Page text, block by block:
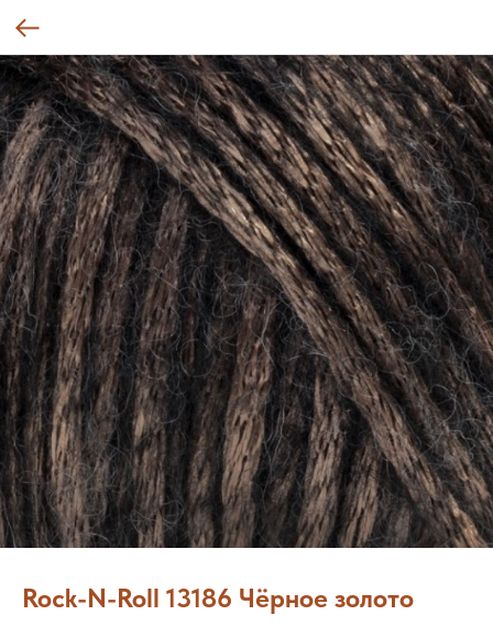
Rock-N-Roll 13186 Чёрное золото